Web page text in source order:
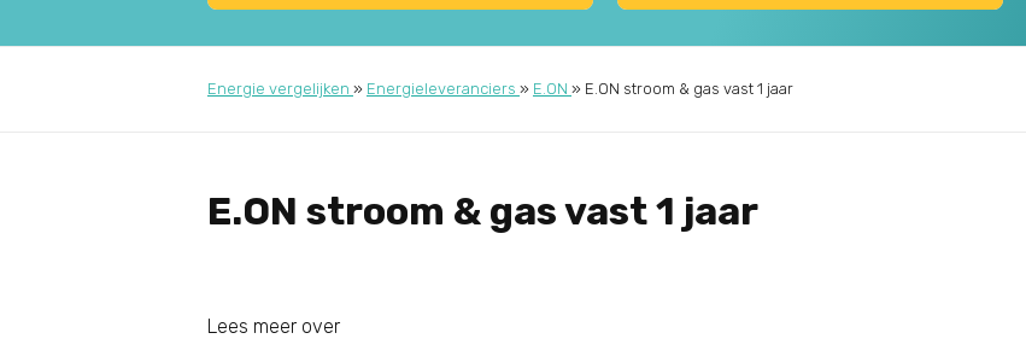
Energie vergelijken » Energieleveranciers » E.ON » E.ON stroom & gas vast 1 jaar
E.ON stroom & gas vast 1 jaar
Lees meer over